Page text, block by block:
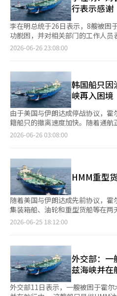
加剧，多艘船只在霍尔木兹海峡附
着停火协议的达成，滞留的船只开
也在此过程中离开了海峡。 然而，船员家属感受到的政府回应却
截然不同。A女士表示：“能够安
对实在不够。” A女士感到最大的不安是在HMM“南木号”被击中
时。当时媒体纷纷报道“韩国船只
极大的不安。 A女士回忆道：“南木号被击中的那天晚上，尽管新
闻报道如潮水般涌来，但确切的
系，甚至出现了过度呼吸的情况
是地狱。” 在韩国船只滞留霍尔木兹海峡的四个月期间，政府并
未启动针对国内家属的信息指导
木兹封锁开始时，我直接联系了
了该海域没有韩国船只的答复。”
知停靠在港口的船只是安全的。” 她还表示：“此后，政府只是
调：“家属们从未收到过政府或公司的任
实有韩国船只，但初期的情况掌握
进行，这引发了批评。尤其是在
长期滞留的情况下，除了船员的
机应对的范围。 A女士强调，未来如果类似危机情况再次发生，留
在国内的船员家属至少应能获得基本
出：“在紧急灾难或交战情况下，
情况。如果政府或企业能够迅速共
握方面存在很大不足。”并强调
属在不安中自我支撑的状况必须得到改善。” 与
于霍尔木兹海峡的韩国籍船只上周
中剩下3艘。其中1艘是上月初遭
正在阿联酋迪拜港进行修理。其
行表示感谢
李在明总统于26日表示，8艘被困
功脱困，并对相关部门的工作人员
交媒体上表示：“现在剩下的船只
道指出，由于中东战争，原本在海
海峡，恢复正常航行。 此外，海
至5艘。自2月底战争爆发以来，26
安全返回正常航行。 李总统表示
全地使被扣押的商船和船员脱困
报局的努力与合作。”他还呼吁大
励与支持。※ 本报道经人工智能（
2026-06-26 23:08:00
韩国船只因
峡再入困境
由于美国与伊朗达成停战协议，
籍船只的撤离速度加快。随着通
能会再次进入海峡进行原油运输。
海峡管理局（PGSA）的通航许可
当天共有5艘韩国船只离开了海峡。 '那雷号'是一艘运输变压器和
工厂建设所需高端材料的船只，
号'在霍尔木兹海峡内滞留了约4个月。 前一天，包括HMM所
大型集装箱船'达恩号'和超大型油
艘韩国船只也获得PGSA的通航许可，成
停靠在阿曼的索哈尔港进行装卸，
达釜山港。'宇宙荣耀号'载有200万
的安全放在首位，计划全力以赴在
头号'外的12艘韩国船只全部撤出海峡。 另一方面，航
到，韩国国籍的VLCC、油轮和化学
于沙特阿拉伯、阿联酋和科威特等
复，急需将原油和石油产品迅速运出海峡。 实际上
阿曼湾，数十艘VLCC和油轮正在
2026-06-26 03:08:00
HMM重型
随着美国与伊朗达成先前协议，
集装箱船、油轮和重型货船等在两
根据海洋水产部和航运业界的消息
的纳雷号，在中东地区运输相关产
霍尔木兹海峡滞留了约4个月。 与纳雷号一起被困的姐妹船HMM纳
木号曾遭遇疑似伊朗导弹的物体袭击。 前一天，HMM所
集装箱船‘达温号’和超大型油轮
PGSA的通航许可，成功脱离海峡。 达温号将驶入阿曼的索哈尔
2026-06-25 18:12:00
外交部：一
兹海峡并在
外交部11日表示，一艘被困于霍